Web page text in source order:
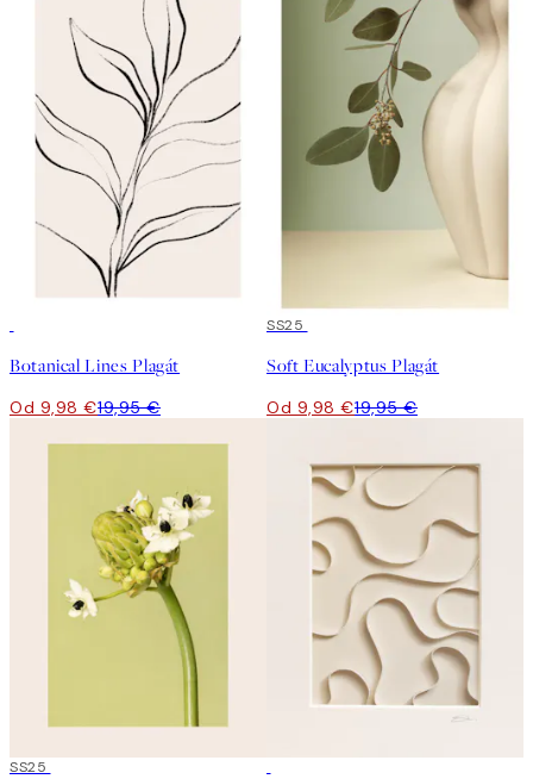
Botanical Lines Plagát
Od 9,98 €19,95 €
50%*
SS25
Soft Eucalyptus Plagát
Od 9,98 €19,95 €
50%*
SS25